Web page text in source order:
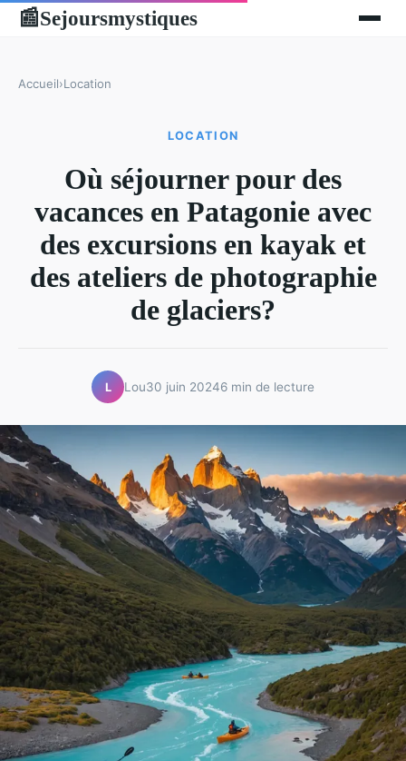
📰Sejoursmystiques
Accueil›Location
LOCATION
Où séjourner pour des
vacances en Patagonie avec
des excursions en kayak et
des ateliers de photographie
de glaciers?
L Lou30 juin 20246 min de lecture